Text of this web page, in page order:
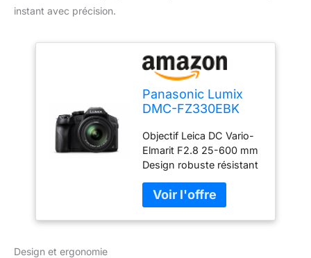
instant avec précision.
Panasonic Lumix
DMC-FZ330EBK
25 - 600 mm Zoom
and Full Range F2.8
Objectif Leica DC Vario-
Elmarit F2.8 25-600 mm
Design robuste résistant
poussière Vidéo
4K/photo 4K Angle libre
de 3 pouces Écran tactile
Design et ergonomie